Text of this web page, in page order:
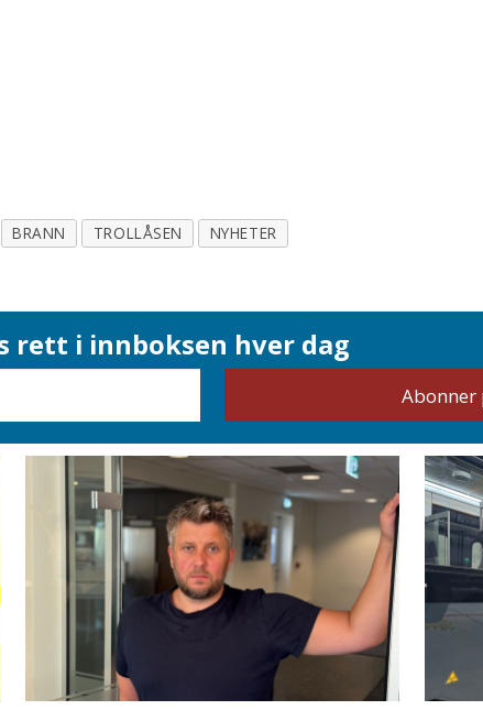
BRANN TROLLÅSEN NYHETER
rett i innboksen hver dag